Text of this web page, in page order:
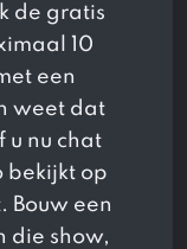
de gratis
10
een
weet dat
u nu chat
bekijkt op
Bouw een
die show,